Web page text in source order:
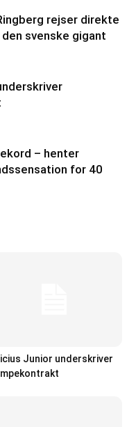
rejser direkte
svenske gigant
– henter
for 40
Junior underskriver